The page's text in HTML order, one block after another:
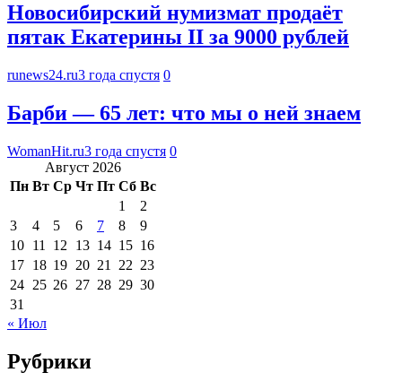
Новосибирский нумизмат продаёт
пятак Екатерины II за 9000 рублей
runews24.ru3 года спустя 0
Барби — 65 лет: что мы о ней знаем
WomanHit.ru3 года спустя 0
Август 2026
Пн Вт Ср Чт Пт Сб Вс
1
2
3
4 5 6 7 8
9
10 11 12 13 14 15 16
17 18 19 20 21 22 23
24 25 26 27 28 29 30
31
« Июл
Рубрики